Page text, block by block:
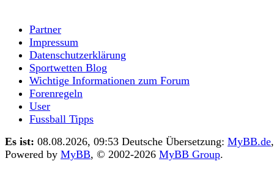
Partner
Impressum
Datenschutzerklärung
Sportwetten Blog
Wichtige Informationen zum Forum
Forenregeln
User
Fussball Tipps
Es ist: 08.08.2026, 09:53 Deutsche Übersetzung: MyBB.de,
Powered by MyBB, © 2002-2026 MyBB Group.